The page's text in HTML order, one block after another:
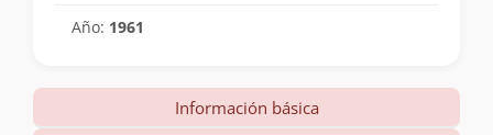
Año: 1961
Información básica